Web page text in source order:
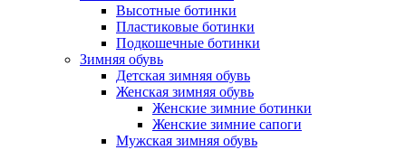
Высотные ботинки
Пластиковые ботинки
Подкошечные ботинки
Зимняя обувь
Детская зимняя обувь
Женская зимняя обувь
Женские зимние ботинки
Женские зимние сапоги
Мужская зимняя обувь